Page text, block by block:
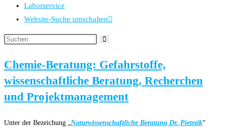
Laborservice
Website-Suche umschalten
Chemie-Beratung: Gefahrstoffe,
wissenschaftliche Beratung, Recherchen
und Projektmanagement
Unter der Bezeichung „Naturwissenschaftliche Beratung Dr. Pietrzik“